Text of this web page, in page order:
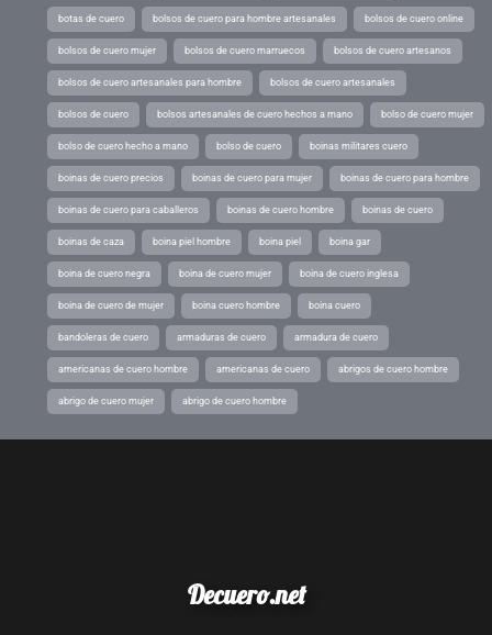
botas de cuero bolsos de cuero para hombre artesanales bolsos de cuero online
bolsos de cuero mujer bolsos de cuero marruecos bolsos de cuero artesanos
bolsos de cuero artesanales para hombre bolsos de cuero artesanales
bolsos de cuero bolsos artesanales de cuero hechos a mano bolso de cuero mujer
bolso de cuero hecho a mano bolso de cuero boinas militares cuero
boinas de cuero precios boinas de cuero para mujer boinas de cuero para hombre
boinas de cuero para caballeros boinas de cuero hombre boinas de cuero
boinas de caza boina piel hombre boina piel boina gar
boina de cuero negra boina de cuero mujer boina de cuero inglesa
boina de cuero de mujer boina cuero hombre boina cuero
bandoleras de cuero armaduras de cuero armadura de cuero
americanas de cuero hombre americanas de cuero abrigos de cuero hombre
abrigo de cuero mujer abrigo de cuero hombre
Decuero.net